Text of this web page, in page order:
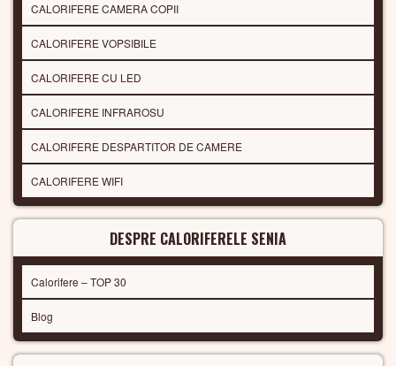
CALORIFERE CAMERA COPII
CALORIFERE VOPSIBILE
CALORIFERE CU LED
CALORIFERE INFRAROSU
CALORIFERE DESPARTITOR DE CAMERE
CALORIFERE WIFI
DESPRE CALORIFERELE SENIA
Calorifere – TOP 30
Blog